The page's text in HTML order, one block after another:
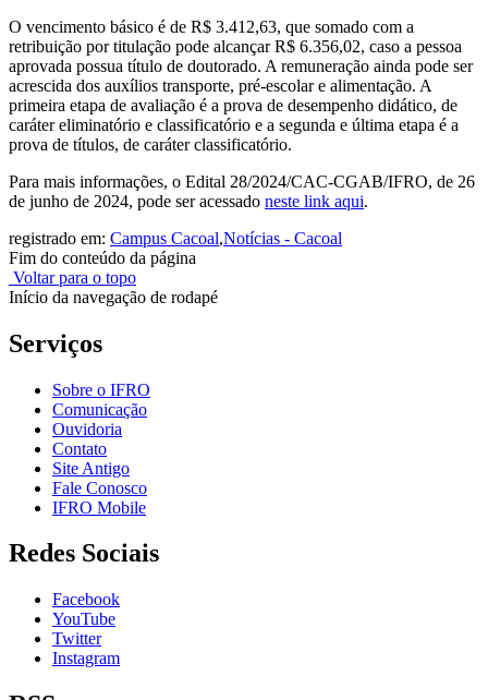
O vencimento básico é de R$ 3.412,63, que somado com a
retribuição por titulação pode alcançar R$ 6.356,02, caso a pessoa
aprovada possua título de doutorado. A remuneração ainda pode ser
acrescida dos auxílios transporte, pré-escolar e alimentação. A
primeira etapa de avaliação é a prova de desempenho didático, de
caráter eliminatório e classificatório e a segunda e última etapa é a
prova de títulos, de caráter classificatório.
Para mais informações, o Edital 28/2024/CAC-CGAB/IFRO, de 26
de junho de 2024, pode ser acessado neste link aqui.
registrado em: Campus Cacoal,Notícias - Cacoal
Fim do conteúdo da página
Voltar para o topo
Início da navegação de rodapé
Serviços
Sobre o IFRO
Comunicação
Ouvidoria
Contato
Site Antigo
Fale Conosco
IFRO Mobile
Redes Sociais
Facebook
YouTube
Twitter
Instagram